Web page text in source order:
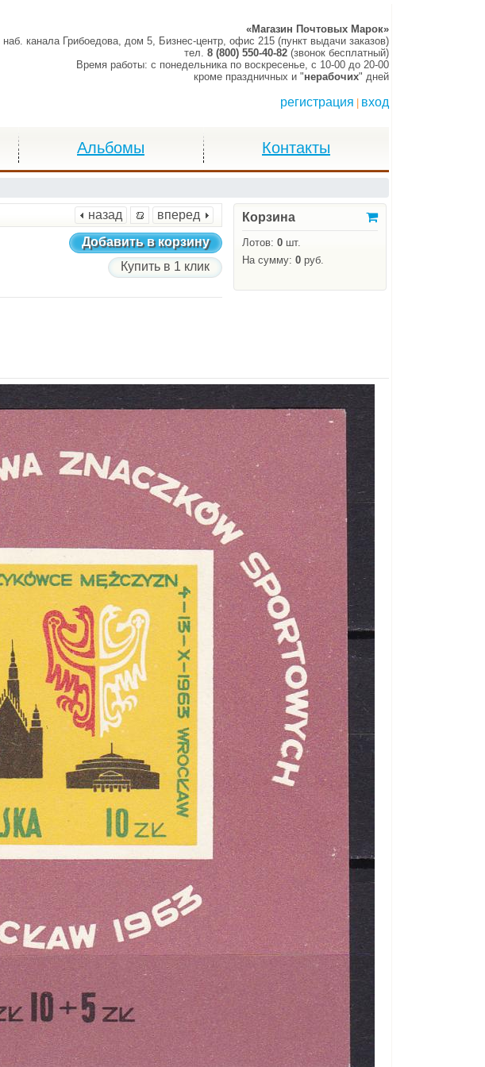
«Магазин Почтовых Марок»
наб. канала Грибоедова, дом 5, Бизнес-центр, офис 215 (пункт выдачи заказов)
тел. 8 (800) 550-40-82 (звонок бесплатный)
Время работы: c понедельника по воскресенье, c 10-00 до 20-00
кроме праздничных и "нерабочих" дней
регистрация вход
Альбомы Контакты
Корзина
Лотов:0 шт.
На сумму:0 руб.
назад вперед
Добавить в корзину
Купить в 1 клик